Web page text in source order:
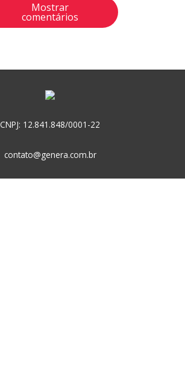
Mostrar
comentários
CNPJ: 12.841.848/0001-22
contato@genera.com.br